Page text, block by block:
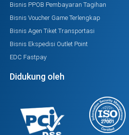
Bisnis PPOB Pembayaran Tagihan
Bisnis Voucher Game Terlengkap
Bisnis Agen Tiket Transportasi
Bisnis Ekspedisi Outlet Point
EDC Fastpay
Didukung oleh